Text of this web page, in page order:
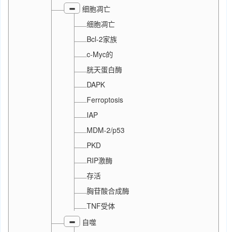
细胞凋亡
细胞凋亡
Bcl-2家族
c-Myc的
胱天蛋白酶
DAPK
Ferroptosis
IAP
MDM-2/p53
PKD
RIP激酶
存活
胸苷酸合成酶
TNF受体
自噬